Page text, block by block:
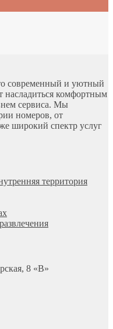
современный и уютный
насладиться комфортным
сервиса. Мы
номеров, от
широкий спектр услуг
территория
8 «В»